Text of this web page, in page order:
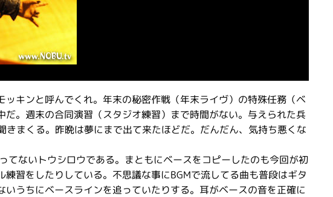
キンと呼んでくれ。年末の秘密作戦（年末ライヴ）の特殊任務（ベ
。週末の合同演習（スタジオ練習）まで時間がない。与えられた兵
まくる。昨晩は夢にまで出て来たほどだ。だんだん、気持ち悪くな
てないトウシロウである。まともにベースをコピーしたのも今回が初
習をしたりしている。不思議な事にBGMで流してる曲も普段はギタ
うちにベースラインを追っていたりする。耳がベースの音を正確に